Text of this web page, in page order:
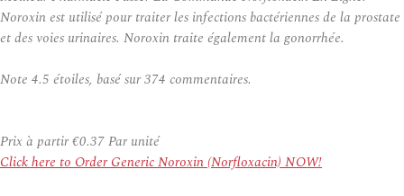
Noroxin est utilisé pour traiter les infections bactériennes de la prostate
et des voies urinaires. Noroxin traite également la gonorrhée.
Note 4.5 étoiles, basé sur374 commentaires.
Prix à partir€0.37Par unité
Click here to Order Generic Noroxin (Norfloxacin) NOW!